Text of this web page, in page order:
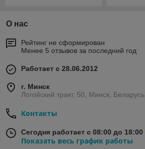
О нас
Рейтинг не сформирован
Менее 5 отзывов за последний год
Работает с 28.06.2012
г. Минск
Логойский тракт, 50, Минск, Беларусь
Контакты
Сегодня работает с 08:00 до 18:00
Показать весь график работы